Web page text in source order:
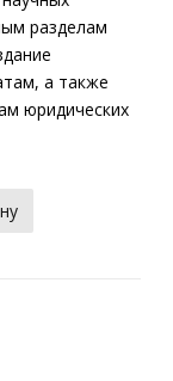
разделам
а также
юридических